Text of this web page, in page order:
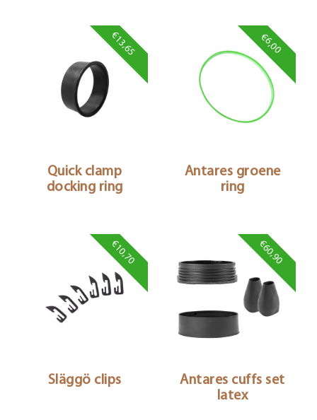
€13,65
Quick clamp
docking ring
€6,00
Antares groene
ring
€10,70
Släggö clips
€60,90
Antares cuffs set
latex